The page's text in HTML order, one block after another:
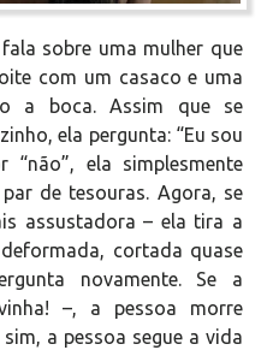
sobre uma mulher que
com um casaco e uma
a boca. Assim que se
ela pergunta: “Eu sou
“não”, ela simplesmente
de tesouras. Agora, se
assustadora – ela tira a
cortada quase
novamente. Se a
–, a pessoa morre
a pessoa segue a vida